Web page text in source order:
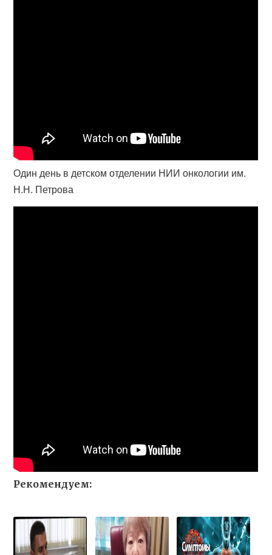
Один день в детском отделении НИИ онкологии им.
Н.Н. Петрова
Рекомендуем: